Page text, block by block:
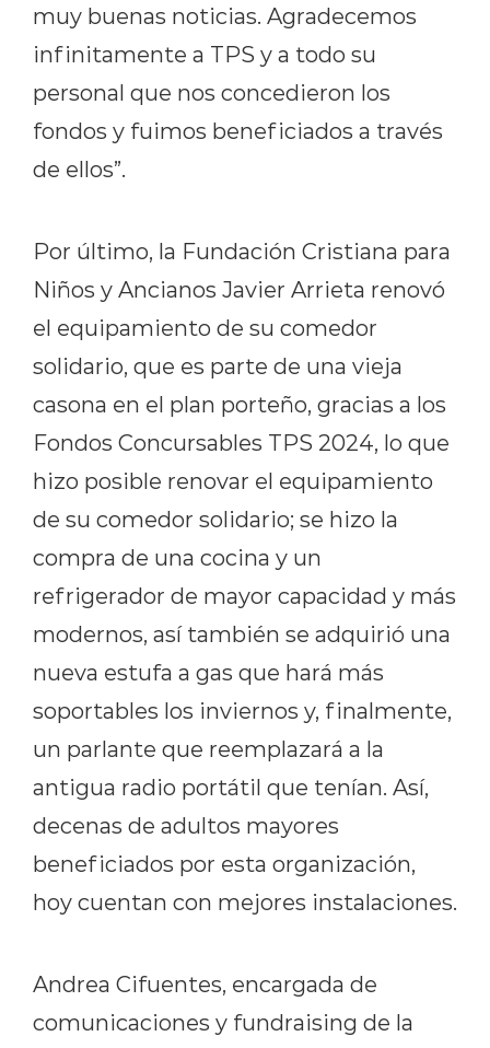
muy buenas noticias. Agradecemos
infinitamente a TPS y a todo su
personal que nos concedieron los
fondos y fuimos beneficiados a través
de ellos”.
Por último, la Fundación Cristiana para
Niños y Ancianos Javier Arrieta renovó
el equipamiento de su comedor
solidario, que es parte de una vieja
casona en el plan porteño, gracias a los
Fondos Concursables TPS 2024, lo que
hizo posible renovar el equipamiento
de su comedor solidario; se hizo la
compra de una cocina y un
refrigerador de mayor capacidad y más
modernos, así también se adquirió una
nueva estufa a gas que hará más
soportables los inviernos y, finalmente,
un parlante que reemplazará a la
antigua radio portátil que tenían. Así,
decenas de adultos mayores
beneficiados por esta organización,
hoy cuentan con mejores instalaciones.
Andrea Cifuentes, encargada de
comunicaciones y fundraising de la